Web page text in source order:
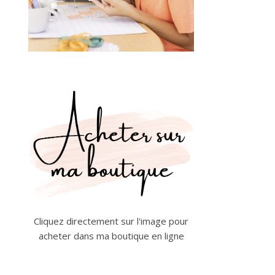
Cliquez directement sur l'image pour
acheter dans ma boutique en ligne